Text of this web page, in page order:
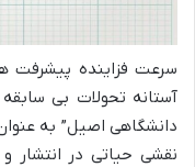
سرعت فزاینده پیشرفت
آستانه تحولات بی
دانشگاهی اصیل” به
نقشی حیاتی در انتشار